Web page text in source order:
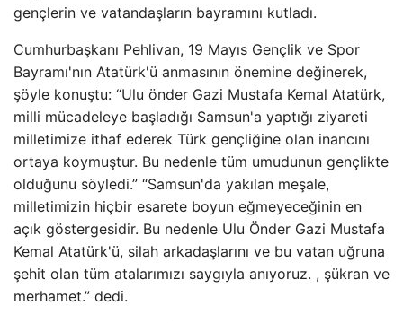
gençlerin ve vatandaşların bayramını kutladı.
Cumhurbaşkanı Pehlivan, 19 Mayıs Gençlik ve Spor
Bayramı'nın Atatürk'ü anmasının önemine değinerek,
şöyle konuştu: “Ulu önder Gazi Mustafa Kemal Atatürk,
milli mücadeleye başladığı Samsun'a yaptığı ziyareti
milletimize ithaf ederek Türk gençliğine olan inancını
ortaya koymuştur. Bu nedenle tüm umudunun gençlikte
olduğunu söyledi.” “Samsun'da yakılan meşale,
milletimizin hiçbir esarete boyun eğmeyeceğinin en
açık göstergesidir. Bu nedenle Ulu Önder Gazi Mustafa
Kemal Atatürk'ü, silah arkadaşlarını ve bu vatan uğruna
şehit olan tüm atalarımızı saygıyla anıyoruz. , şükran ve
merhamet.” dedi.